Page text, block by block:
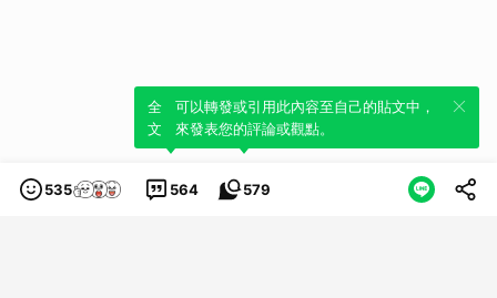
535 564
全新體驗！一鍵引用此內容，透過發布貼
文來輕鬆表達個人立場。
579
可以轉發或引用此內容至自己的貼文中，
來發表您的評論或觀點。